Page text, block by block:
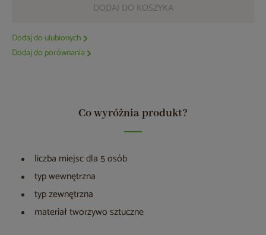
DODAJ DO KOSZYKA
Dodaj do ulubionych
Dodaj do porównania
Co wyróżnia produkt?
liczba miejsc dla 5 osób
typ wewnętrzna
typ zewnętrzna
materiał tworzywo sztuczne